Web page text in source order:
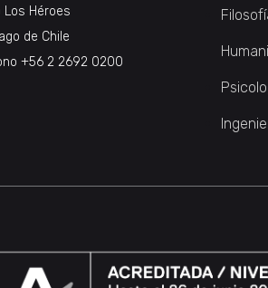
Los Héroes
de Chile
+56 2 2692 0200